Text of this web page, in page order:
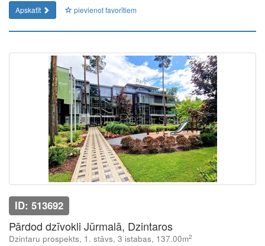
Apskatīt pievienot favorītiem
ID: 513692
Pārdod dzīvokli Jūrmalā, Dzintaros
Dzintaru prospekts, 1. stāvs, 3 istabas, 137.00m2